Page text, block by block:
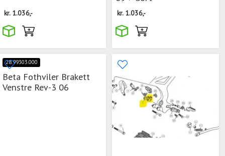
kr. 1.036,- kr. 1.036,-
28.99303.000
Beta Fothviler Brakett
Venstre Rev-3 06